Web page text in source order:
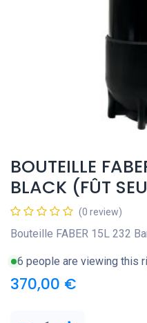
BOUTEILLE
BLACK (FÛT
(0 review)
Bouteille FABER 15L 232
6 people are viewing this
370,00 €